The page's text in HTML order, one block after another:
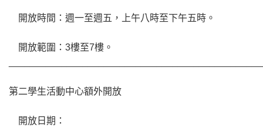
開放時間：週一至週五，上午八時至下午五時。
開放範圍：3樓至7樓。
第二學生活動中心額外開放
開放日期：